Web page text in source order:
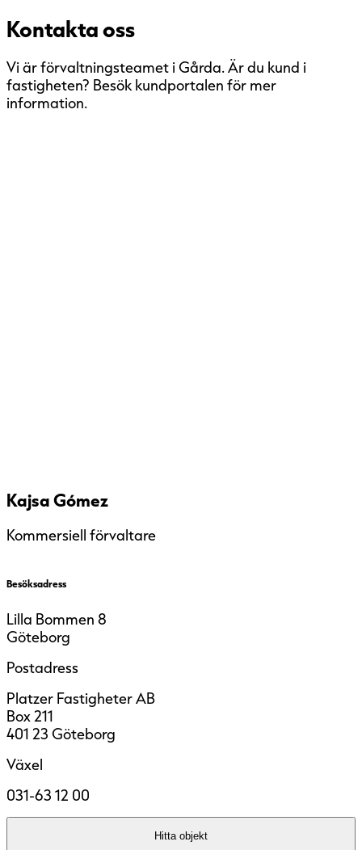
Kontakta oss
Vi är förvaltningsteamet i Gårda. Är du kund i
fastigheten? Besök kundportalen för mer
information.
Kajsa Gómez
Kommersiell förvaltare
Besöksadress
Lilla Bommen 8
Göteborg
Postadress
Platzer Fastigheter AB
Box 211
401 23 Göteborg
Växel
031-63 12 00
Hitta objekt